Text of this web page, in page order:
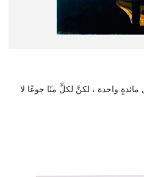
مائدةٍ واحدة ، لكنَّ لكلٍّ منّا جوعًا لا